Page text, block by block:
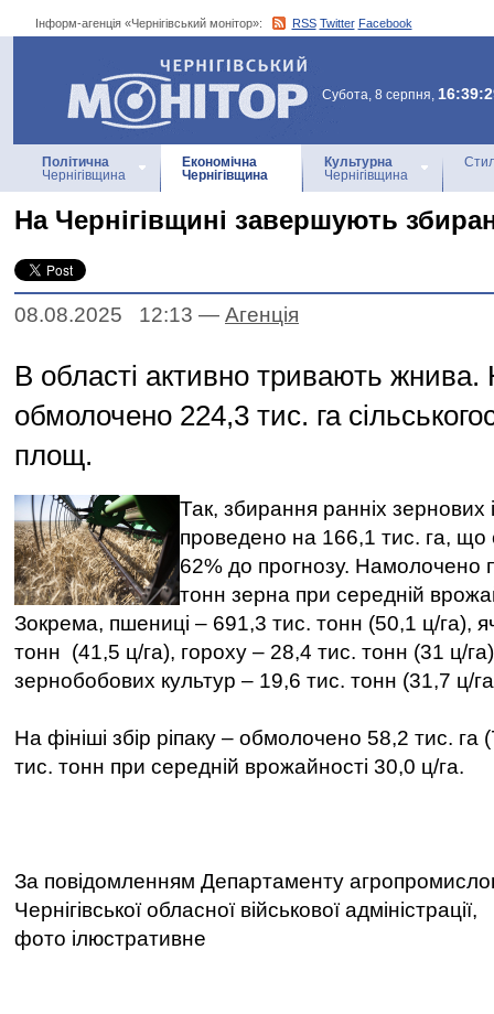
Інформ-агенція «Чернігівський монітор»: RSS Twitter Facebook
Інформ-агенція
«Чернігівський монітор»
Субота, 8 серпня,
Політична
Чернігівщина
Економічна
Чернігівщина
Культурна
Чернігівщина
На Чернігівщині завершують
08.08.2025 12:13 — Агенцiя
В області активно тривають жнива.
обмолочено 224,3 тис. га
площ.
Так, збирання ранніх зернових
проведено на 166,1 тис. га, що
62% до прогнозу. Намолочено
тонн зерна при середній
Зокрема, пшениці – 691,3 тис. тонн (50,1 ц/га),
тонн (41,5 ц/га), гороху – 28,4 тис. тонн (31 ц/
зернобобових культур – 19,6 тис. тонн (31,7 ц/
На фініші збір ріпаку – обмолочено 58,2 тис. га
тис. тонн при середній врожайності 30,0 ц/га.
За повідомленням Департаменту
Чернігівської обласної військової адміністрації,
фото ілюстративне